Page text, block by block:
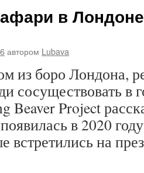
в
автором Lubava
из боро Лондона,
сосуществовать в
Beaver Project
в 2020
встретились на